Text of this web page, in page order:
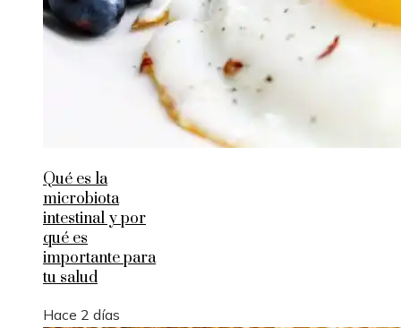
Qué es la
microbiota
intestinal y por
qué es
importante para
tu salud
Hace 2 días